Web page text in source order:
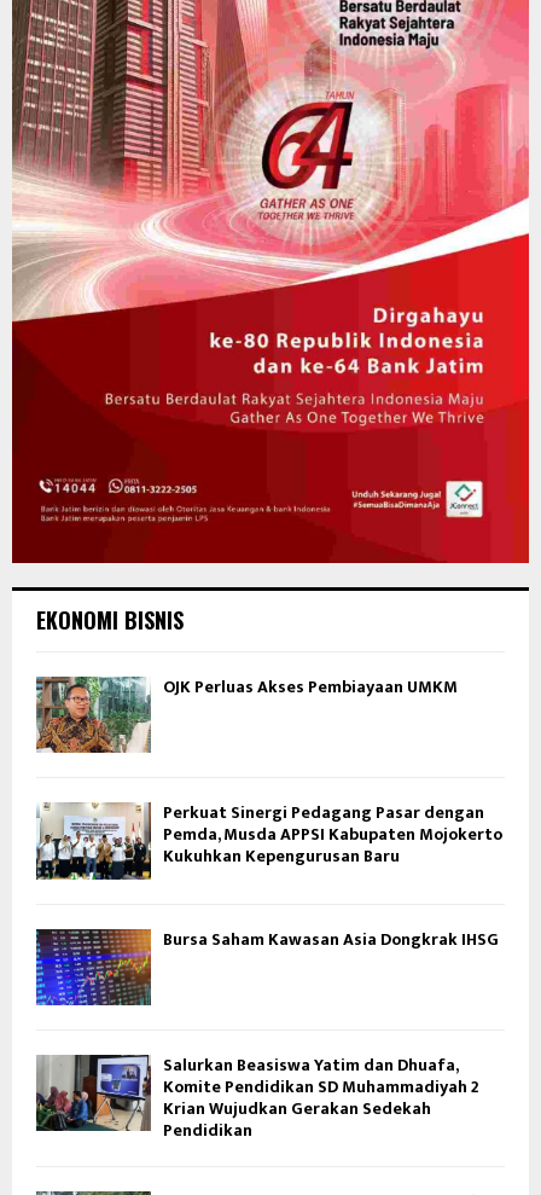
EKONOMI BISNIS
OJK Perluas Akses Pembiayaan UMKM
Perkuat Sinergi Pedagang Pasar dengan
Pemda, Musda APPSI Kabupaten Mojokerto
Kukuhkan Kepengurusan Baru
Bursa Saham Kawasan Asia Dongkrak IHSG
Salurkan Beasiswa Yatim dan Dhuafa,
Komite Pendidikan SD Muhammadiyah 2
Krian Wujudkan Gerakan Sedekah
Pendidikan